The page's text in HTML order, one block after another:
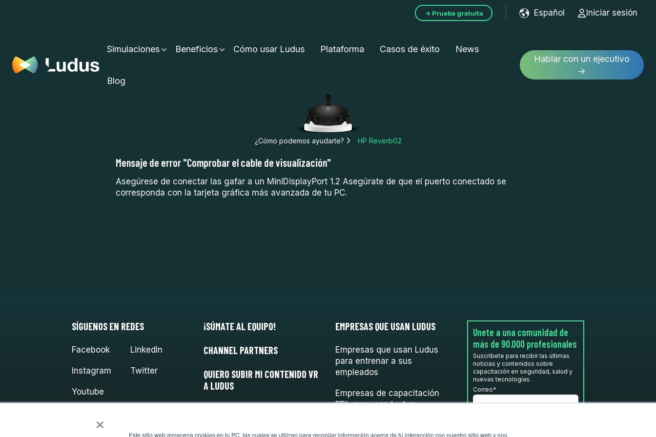
× Este sitio web almacena cookies en tu PC, las cuales se utilizan para recopilar información acerca de tu interacción con nuestro sitio web y nos
→ Prueba gratuita Español
Show submenu for
Iniciar sesión
Simulaciones Beneficios Cómo usar Ludus Plataforma Casos de éxito News
Blog
Hablar con un ejecutivo
→
¿Cómo podemos ayudarte? HP ReverbG2
Mensaje de error "Comprobar el cable de visualización"
Asegúrese de conectar las gafar a un MiniDisplayPort 1.2 Asegúrate de que el puerto conectado se
corresponda con la tarjeta gráfica más avanzada de tu PC.
SÍGUENOS EN REDES
Facebook LinkedIn
Instagram Twitter
Youtube
¡SÚMATE AL EQUIPO!
CHANNEL PARTNERS
QUIERO SUBIR MI CONTENIDO VR
A LUDUS
EMPRESAS QUE USAN LUDUS
Empresas que usan Ludus
para entrenar a sus
empleados
Empresas de capacitación
PRL que usan Ludus
Unete a una comunidad de
más de 90.000 profesionales
Suscríbete para recibir las últimas
noticias y contenidos sobre
capacitación en seguridad, salud y
nuevas tecnologías.
Correo*